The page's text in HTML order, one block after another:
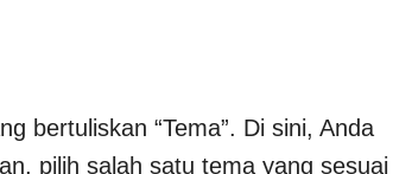
bertuliskan “Tema”. Di sini, Anda
pilih salah satu tema yang sesuai